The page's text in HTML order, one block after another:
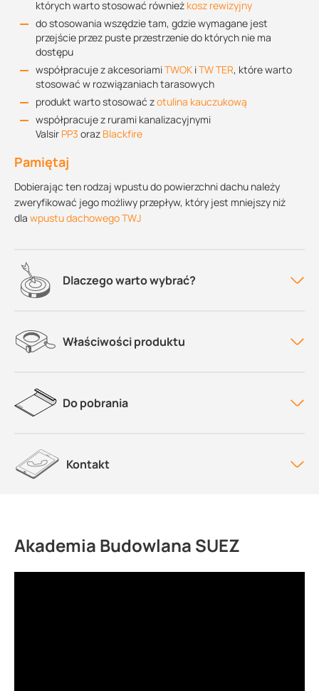
których warto stosować również kosz rewizyjny
do stosowania wszędzie tam, gdzie wymagane jest
przejście przez puste przestrzenie do których nie ma
dostępu
współpracuje z akcesoriamiTWOK iTW TER, które warto
stosować w rozwiązaniach tarasowych
produkt warto stosować zotulina kauczukową
współpracuje z rurami kanalizacyjnymi
Valsir PP3 oraz Blackfire
Pamiętaj
Dobierając ten rodzaj wpustu do powierzchni dachu należy
zweryfikować jego możliwy przepływ, który jest mniejszy niż
dla wpustu dachowego TWJ
Dlaczego warto wybrać?
Właściwości produktu
Do pobrania
Kontakt
Akademia Budowlana SUEZ